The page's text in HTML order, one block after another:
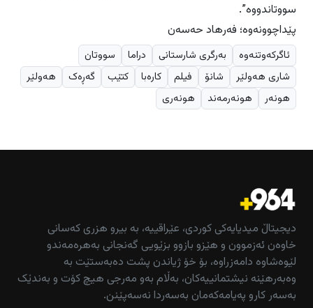
سووتاندووە”.
پێداچوونەوە؛ فەرهاد حەسەن
ئاگرکەوتنەوە بەرگری شارستانی دراما
سووتان
شاری هەولێر
شانۆ فیلم کارەبا کتێب گەڕەک
هەولێر
هونەر
هونەرمەند هونەری
دیجیتاڵ میدیایەکی کوردی، عێراقییە، بە بیرو هزری کەسانی
خاوەن ئەزموون و هێزو بازوو بزێویی گەنجانی بەهرەمەندو
لێوەشاوە دامەزراوە، بۆ خۆ ژیاندن پشت دەبەستێت بە
وەبەرهێنە نیشتمانییەکان، بەڵام بەو مەرجی هیچ کۆت و بەندێک
بەسەر کارو پەیامەکەمان بەسەردا نەسەپێنن.